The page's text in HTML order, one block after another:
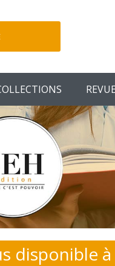
disponible